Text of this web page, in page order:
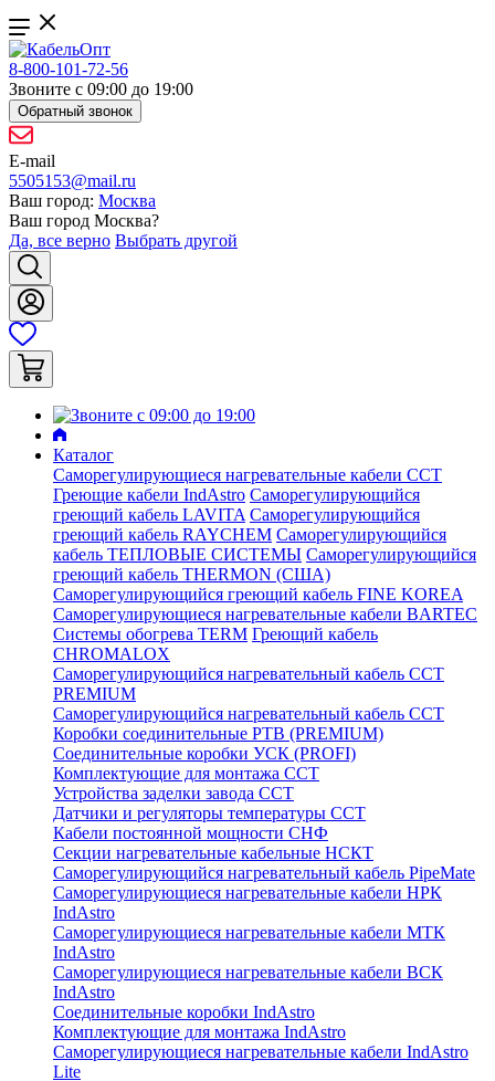
8-800-101-72-56
Звоните с 09:00 до 19:00
Обратный звонок
E-mail
5505153@mail.ru
Ваш город: Москва
Ваш город Москва?
Да, все верно Выбрать другой
Каталог
Саморегулирующиеся нагревательные кабели ССТ
Греющие кабели IndAstro Саморегулирующийся
греющий кабель LAVITA Саморегулирующийся
греющий кабель RAYCHEM Саморегулирующийся
кабель ТЕПЛОВЫЕ СИСТЕМЫ Саморегулирующийся
греющий кабель THERMON (США)
Саморегулирующийся греющий кабель FINE KOREA
Саморегулирующиеся нагревательные кабели BARTEC
Системы обогрева TERM Греющий кабель
CHROMALOX
Саморегулирующийся нагревательный кабель ССТ
PREMIUM
Саморегулирующийся нагревательный кабель ССТ
Коробки соединительные РТВ (PREMIUM)
Соединительные коробки УСК (PROFI)
Комплектующие для монтажа ССТ
Устройства заделки завода ССТ
Датчики и регуляторы температуры ССТ
Кабели постоянной мощности СНФ
Секции нагревательные кабельные НСКТ
Саморегулирующийся нагревательный кабель PipeMate
Саморегулирующиеся нагревательные кабели НРК
IndAstro
Саморегулирующиеся нагревательные кабели МТК
IndAstro
Саморегулирующиеся нагревательные кабели ВСК
IndAstro
Соединительные коробки IndAstro
Комплектующие для монтажа IndAstro
Саморегулирующиеся нагревательные кабели IndAstro
Lite